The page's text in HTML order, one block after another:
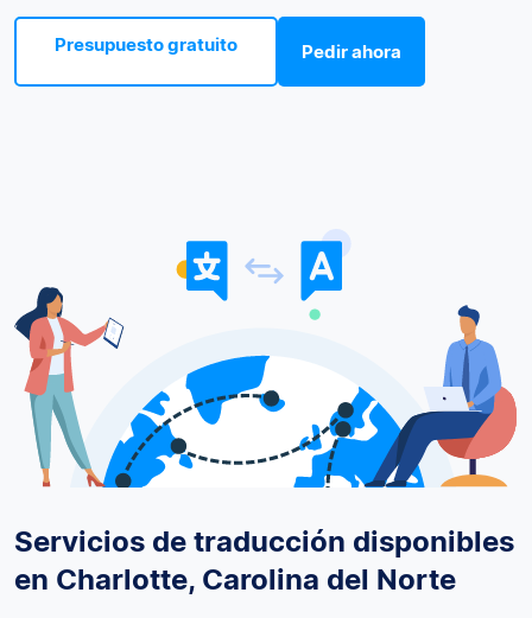
Presupuesto gratuito Pedir ahora
Servicios de traducción disponibles
en Charlotte, Carolina del Norte